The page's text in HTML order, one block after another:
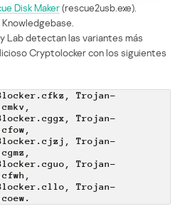
Disk Maker(rescue2usb.exe).
Knowledgebase.
Lab detectan las variantes más
Cryptolocker con los siguientes
Trojan-
Trojan-
Trojan-
Trojan-
Trojan-